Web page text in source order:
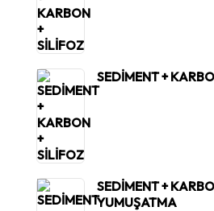
SEDİMENT +
SEDİMENT +
YUMUŞATMA